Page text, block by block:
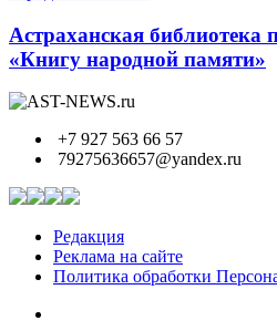
Астраханская библиотека
«Книгу народной памяти»
+7 927 563 66 57
79275636657@yandex.ru
Редакция
Реклама на сайте
Политика обработки